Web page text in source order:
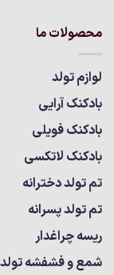
محصولات ما
لوازم تولد
بادکنک آرایی
بادکنک فویلی
بادکنک لاتکسی
تم تولد دخترانه
تم تولد پسرانه
ریسه چراغدار
شمع و فشفشه تولد